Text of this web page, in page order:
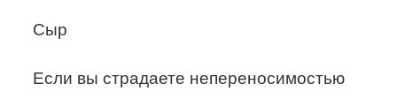
Сыр
Если вы страдаете непереносимостью